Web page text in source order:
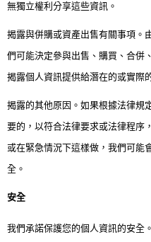
無獨立權利分享這些資訊。
揭露與併購或資產出售有關事項。
們可能決定參與出售、購買、合併
揭露個人資訊提供給潛在的或實際
揭露的其他原因。如果根據法律規
要的，以符合法律要求或法律程序
或在緊急情況下這樣做，我們可能
全。
安全
我們承諾保護您的個人資訊的安全